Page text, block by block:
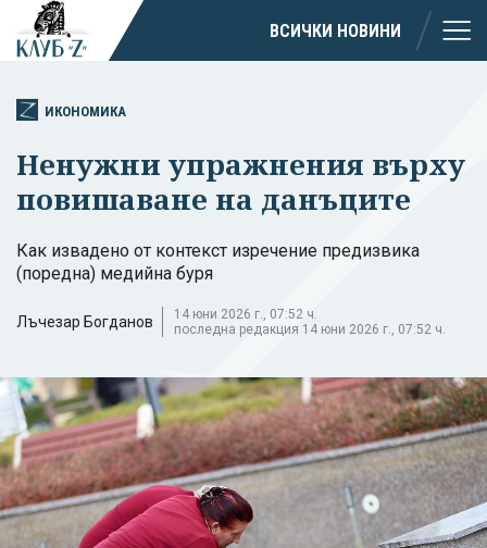
ВСИЧКИ НОВИНИ
ИКОНОМИКА
Ненужни упражнения върху
повишаване на данъците
Как извадено от контекст изречение предизвика
(поредна) медийна буря
Лъчезар Богданов
14 юни 2026 г., 07:52 ч.
последна редакция 14 юни 2026 г., 07:52 ч.